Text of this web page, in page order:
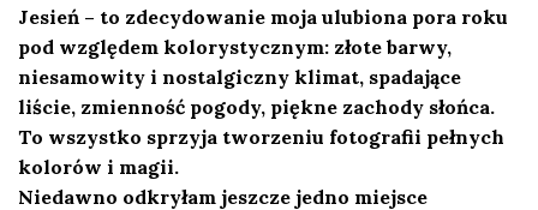
Jesień – to zdecydowanie moja ulubiona pora roku
pod względem kolorystycznym: złote barwy,
niesamowity i nostalgiczny klimat, spadające
liście, zmienność pogody, piękne zachody słońca.
To wszystko sprzyja tworzeniu fotografii pełnych
kolorów i magii.
Niedawno odkryłam jeszcze jedno miejsce